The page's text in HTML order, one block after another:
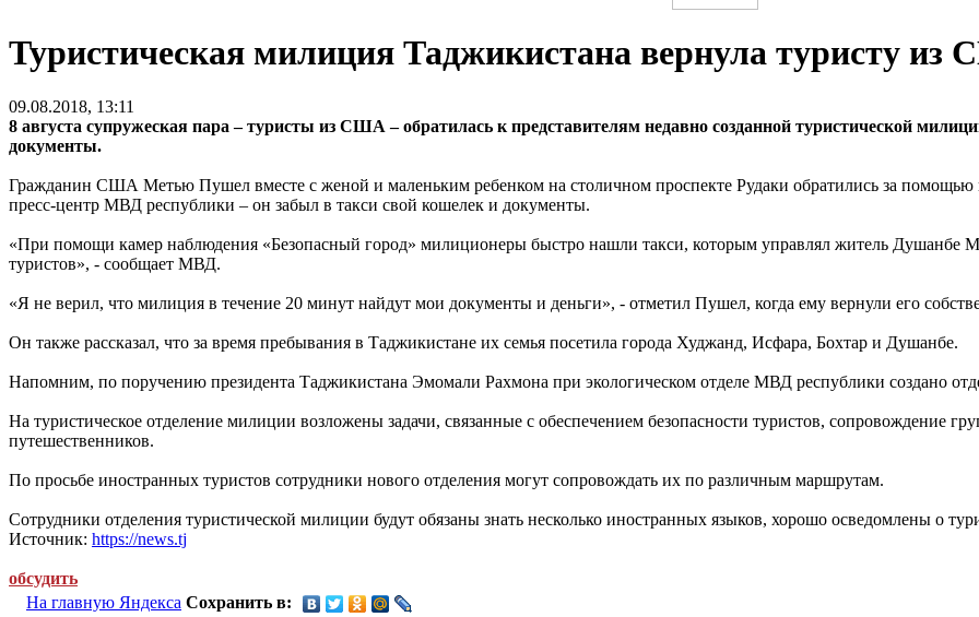
Туристическая милиция Таджикистана вернула туристу
09.08.2018, 13:11
8 августа супружеская пара – туристы из США – обратилась к представителям недавно созданной туристической
документы.
Гражданин США Метью Пушел вместе с женой и маленьким ребенком на столичном проспекте Рудаки обратились за
пресс-центр МВД республики – он забыл в такси свой кошелек и документы.
«При помощи камер наблюдения «Безопасный город» милиционеры быстро нашли такси, которым управлял житель Душанбе
туристов», - сообщает МВД.
«Я не верил, что милиция в течение 20 минут найдут мои документы и деньги», - отметил Пушел, когда ему вернули его
Он также рассказал, что за время пребывания в Таджикистане их семья посетила города Худжанд, Исфара, Бохтар и Душанбе.
Напомним, по поручению президента Таджикистана Эмомали Рахмона при экологическом отделе МВД республики создано
На туристическое отделение милиции возложены задачи, связанные с обеспечением безопасности туристов, сопровождение
путешественников.
По просьбе иностранных туристов сотрудники нового отделения могут сопровождать их по различным маршрутам.
Сотрудники отделения туристической милиции будут обязаны знать несколько иностранных языков, хорошо осведомлены о
Источник: https://news.tj
обсудить
На главную Яндекса Сохранить в: